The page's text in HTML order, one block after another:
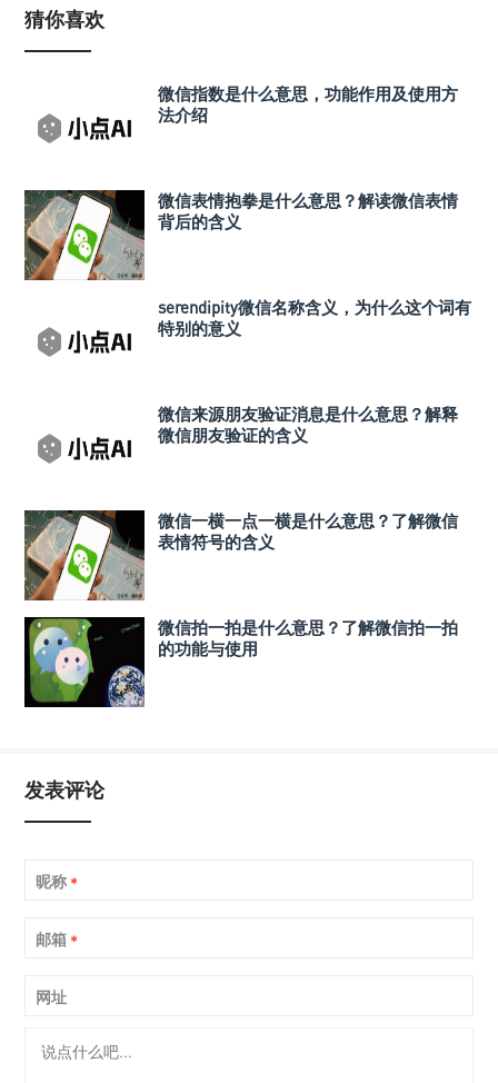
猜你喜欢
微信指数是什么意思，功能作用及使用方
法介绍
微信表情抱拳是什么意思？解读微信表情
背后的含义
serendipity微信名称含义，为什么这个词有
特别的意义
微信来源朋友验证消息是什么意思？解释
微信朋友验证的含义
微信一横一点一横是什么意思？了解微信
表情符号的含义
微信拍一拍是什么意思？了解微信拍一拍
的功能与使用
发表评论
昵称 *
邮箱 *
网址